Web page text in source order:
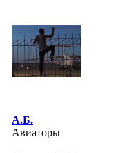
А.Б.
Авиаторы